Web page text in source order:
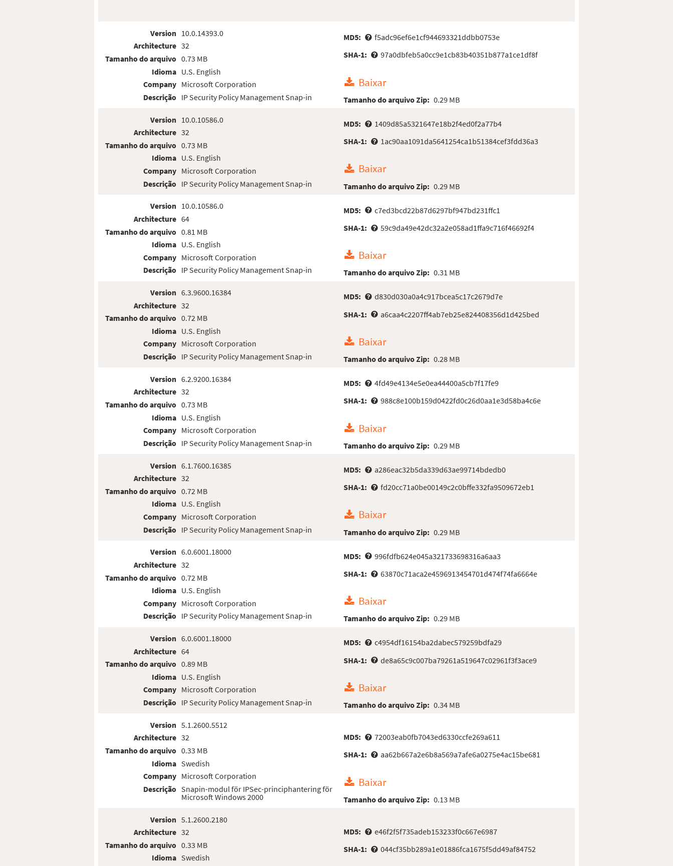
Version
Architecture
Tamanho do arquivo
Idioma
Company
Descrição
10.0.14393.0
32
0.73 MB
U.S. English
Microsoft Corporation
IP Security Policy Management Snap-in
MD5:
f5adc96ef6e1cf944693321ddbb0753e
SHA-1:
97a0dbfeb5a0cc9e1cb83b40351b877a1ce1df8f
Baixar
Tamanho do arquivo Zip: 0.29 MB
Version
Architecture
Tamanho do arquivo
Idioma
Company
Descrição
10.0.10586.0
32
0.73 MB
U.S. English
Microsoft Corporation
IP Security Policy Management Snap-in
MD5:
1409d85a5321647e18b2f4ed0f2a77b4
SHA-1:
1ac90aa1091da5641254ca1b51384cef3fdd36a3
Baixar
Tamanho do arquivo Zip: 0.29 MB
Version
Architecture
Tamanho do arquivo
Idioma
Company
Descrição
10.0.10586.0
64
0.81 MB
U.S. English
Microsoft Corporation
IP Security Policy Management Snap-in
MD5:
c7ed3bcd22b87d6297bf947bd231ffc1
SHA-1:
59c9da49e42dc32a2e058ad1ffa9c716f46692f4
Baixar
Tamanho do arquivo Zip: 0.31 MB
Version
Architecture
Tamanho do arquivo
Idioma
Company
Descrição
6.3.9600.16384
32
0.72 MB
U.S. English
Microsoft Corporation
IP Security Policy Management Snap-in
MD5:
d830d030a0a4c917bcea5c17c2679d7e
SHA-1:
a6caa4c2207ff4ab7eb25e824408356d1d425bed
Baixar
Tamanho do arquivo Zip: 0.28 MB
Version
Architecture
Tamanho do arquivo
Idioma
Company
Descrição
6.2.9200.16384
32
0.73 MB
U.S. English
Microsoft Corporation
IP Security Policy Management Snap-in
MD5:
4fd49e4134e5e0ea44400a5cb7f17fe9
SHA-1:
988c8e100b159d0422fd0c26d0aa1e3d58ba4c6e
Baixar
Tamanho do arquivo Zip: 0.29 MB
Version
Architecture
Tamanho do arquivo
Idioma
Company
Descrição
6.1.7600.16385
32
0.72 MB
U.S. English
Microsoft Corporation
IP Security Policy Management Snap-in
MD5:
a286eac32b5da339d63ae99714bdedb0
SHA-1:
fd20cc71a0be00149c2c0bffe332fa9509672eb1
Baixar
Tamanho do arquivo Zip: 0.29 MB
Version
Architecture
Tamanho do arquivo
Idioma
Company
Descrição
6.0.6001.18000
32
0.72 MB
U.S. English
Microsoft Corporation
IP Security Policy Management Snap-in
MD5:
996fdfb624e045a321733698316a6aa3
SHA-1:
63870c71aca2e4596913454701d474f74fa6664e
Baixar
Tamanho do arquivo Zip: 0.29 MB
Version
Architecture
Tamanho do arquivo
Idioma
Company
Descrição
6.0.6001.18000
64
0.89 MB
U.S. English
Microsoft Corporation
IP Security Policy Management Snap-in
MD5:
c4954df16154ba2dabec579259bdfa29
SHA-1:
de8a65c9c007ba79261a519647c02961f3f3ace9
Baixar
Tamanho do arquivo Zip: 0.34 MB
Version
Architecture
Tamanho do arquivo
Idioma
Company
Descrição
5.1.2600.5512
32
0.33 MB
Swedish
Microsoft Corporation
Snapin-modul för IPSec-principhantering för
Microsoft Windows 2000
MD5:
72003eab0fb7043ed6330ccfe269a611
SHA-1:
aa62b667a2e6b8a569a7afe6a0275e4ac15be681
Baixar
Tamanho do arquivo Zip: 0.13 MB
Version
Architecture
Tamanho do arquivo
Idioma
5.1.2600.2180
32
0.33 MB
Swedish
MD5:
e46f2f5f735adeb153233f0c667e6987
SHA-1:
044cf35bb289a1e01886fca1675f5dd49af84752